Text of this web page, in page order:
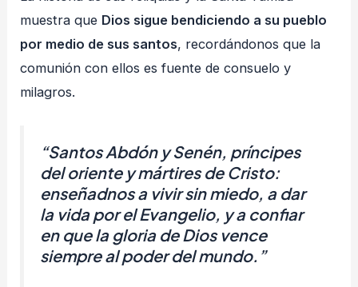
muestra que Dios sigue bendiciendo a su pueblo
por medio de sus santos, recordándonos que la
comunión con ellos es fuente de consuelo y
milagros.
“Santos Abdón y Senén, príncipes
del oriente y mártires de Cristo:
enseñadnos a vivir sin miedo, a dar
la vida por el Evangelio, y a confiar
en que la gloria de Dios vence
siempre al poder del mundo.”